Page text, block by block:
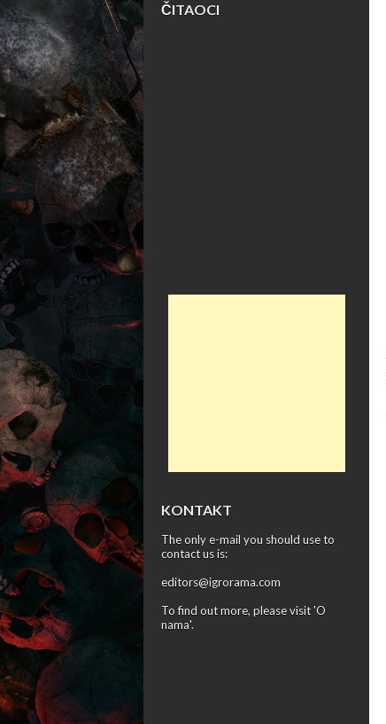
ČITAOCI
KONTAKT
The only e-mail you should use to
contact us is:
editors@igrorama.com
To find out more, please visit 'O
nama'.